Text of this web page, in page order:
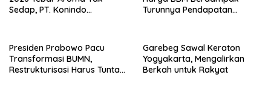
Sedap, PT. Konindo
Turunnya Pendapatan
Presiden Prabowo Pacu
Transformasi BUMN,
Restrukturisasi Harus Tuntas
Garebeg Sawal Keraton
Yogyakarta, Mengalirkan
Berkah untuk Rakyat